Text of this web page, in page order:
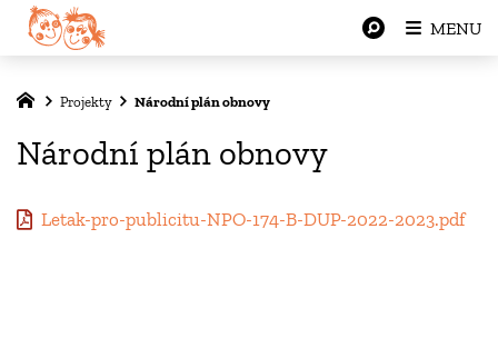
Projekty Národní plán obnovy
Národní plán obnovy
Letak-pro-publicitu-NPO-174-B-DUP-2022-2023.pdf
MENU